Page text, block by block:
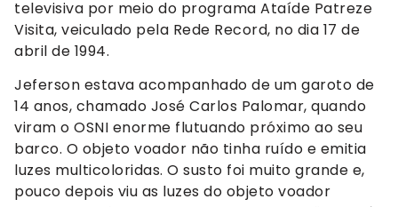
televisiva por meio do programa Ataíde Patreze
Visita, veiculado pela Rede Record, no dia 17 de
abril de 1994.
Jeferson estava acompanhado de um garoto de
14 anos, chamado José Carlos Palomar, quando
viram o OSNI enorme flutuando próximo ao seu
barco. O objeto voador não tinha ruído e emitia
luzes multicoloridas. O susto foi muito grande e,
pouco depois viu as luzes do objeto voador